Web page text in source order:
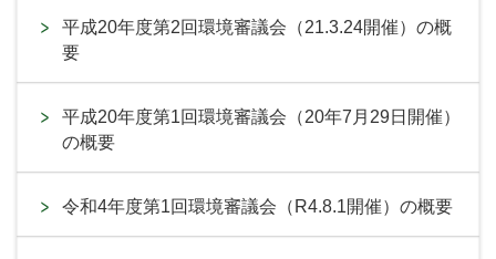
平成20年度第2回環境審議会（21.3.24開催）の概
要
平成20年度第1回環境審議会（20年7月29日開催）
の概要
令和4年度第1回環境審議会（R4.8.1開催）の概要